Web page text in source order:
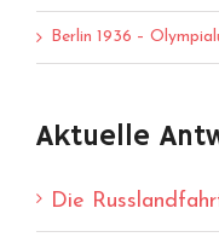
Berlin 1936 –
Aktuelle
Die